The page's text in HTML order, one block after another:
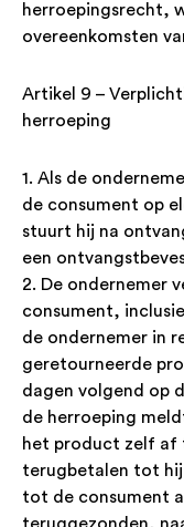
herroepingsrecht,
overeenkomsten
Artikel 9 –
herroeping
1. Als de
de consument op
stuurt hij na
een
2. De ondernemer
consument,
de ondernemer in
geretourneerde
dagen volgend op
de herroeping
het product zelf af
terugbetalen tot
tot de consument